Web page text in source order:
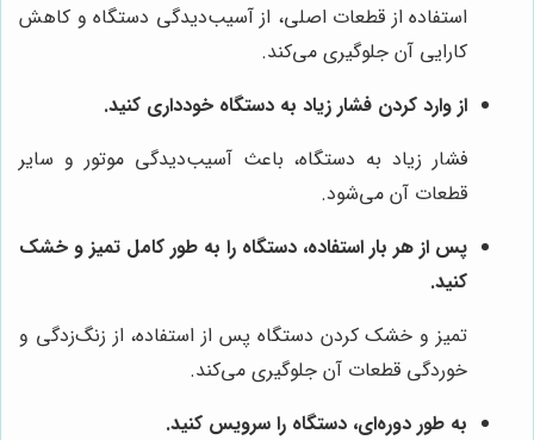
استفاده از قطعات اصلی، از آسیب‌دیدگی دستگاه و کاهش
کارایی آن جلوگیری می‌کند.
از وارد کردن فشار زیاد به دستگاه خودداری کنید.
فشار زیاد به دستگاه، باعث آسیب‌دیدگی موتور و سایر
قطعات آن می‌شود.
پس از هر بار استفاده، دستگاه را به طور کامل تمیز و خشک
کنید.
تمیز و خشک کردن دستگاه پس از استفاده، از زنگ‌زدگی و
خوردگی قطعات آن جلوگیری می‌کند.
به طور دوره‌ای، دستگاه را سرویس کنید.